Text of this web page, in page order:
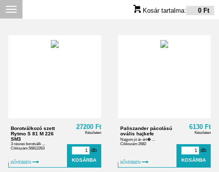
Kosár tartalma: 0 Ft
Borotválkozó szett
Rytmo S 81 M 226
SM3
3 részes borotválk ...
Cikkszám:56812263
BŐVEBBEN
27200 Ft
Készleten
db
Paliszander pácolású
ovális hajkefe
Nagyon jó ár-ért� ...
Cikkszám:2682
BŐVEBBEN
6130 Ft
Készleten
db